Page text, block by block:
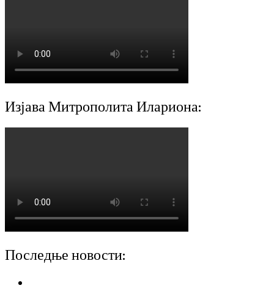
Изјава Митрополита Илариона:
Последње новости: